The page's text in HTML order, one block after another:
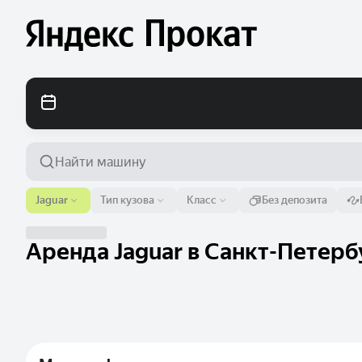
Аэропорт или адрес
Санкт-Петербург
Тип кузова Класс
Jaguar Без депозита
Аренда Jaguar в Санкт-